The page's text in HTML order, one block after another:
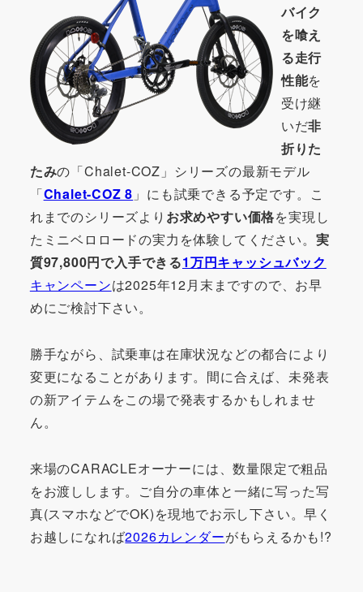
バイク
を喰え
る走行
性能を
受け継
いだ非
折りた
たみの「Chalet-COZ」シリーズの最新モデル
「Chalet-COZ 8 」にも試乗できる予定です。こ
れまでのシリーズより お求めやすい価格を実現し
たミニベロロードの実力を体験してください。 実
質97,800円で入手できる1万円キャッシュバック
キャンペーンは2025年12月末まですので、お早
めにご検討下さい。
勝手ながら、試乗車は在庫状況などの都合により
変更になることがあります。間に合えば、未発表
の新アイテムをこの場で発表するかもしれませ
ん。
来場のCARACLEオーナーには、数量限定で粗品
をお渡しします。ご自分の車体と一緒に写った写
真(スマホなどでOK)を現地でお示し下さい。早く
お越しになれば2026カレンダーがもらえるかも!?